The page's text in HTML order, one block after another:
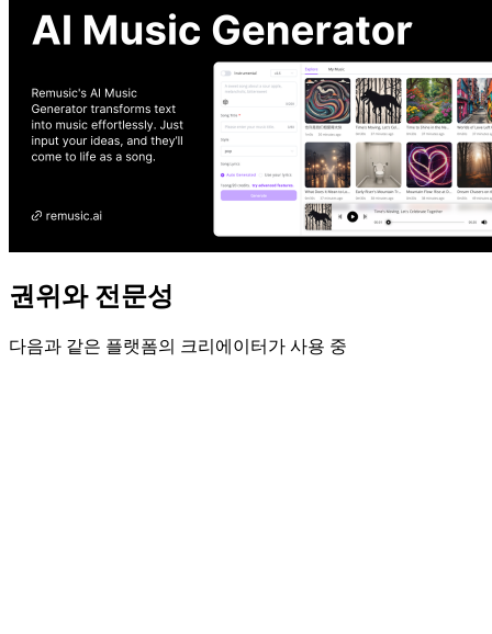
권위와 전문성
다음과 같은 플랫폼의 크리에이터가 사용 중